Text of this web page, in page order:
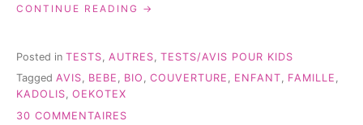
CONTINUE READING « UNE
BIO
TOUTE
Posted in TESTS AUTRES TESTS/AVIS POUR KIDS
Tagged AVIS, BEBE , BIO , COUVERTURE , ENFANT, FAMILLE ,
KADOLIS, OEKOTEX
30 COMMENTAIRES